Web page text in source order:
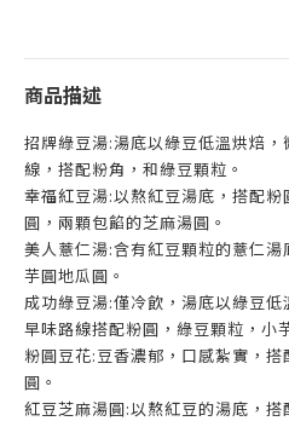
商品描述
招牌綠豆湯:湯底以綠豆低溫烘焙
線，搭配粉角，和綠豆顆粒。
幸福紅豆湯:以熬紅豆湯底，搭配
圓，兩顆包餡的芝麻湯圓。
美人薏仁湯:含有紅豆顆粒的薏仁
芋圓地瓜圓。
成功綠豆湯:僅冷飲，湯底以綠豆
早味路線搭配粉圓，綠豆顆粒，小
粉圓豆花:豆香濃郁，口感紮實，
圓。
紅豆芝麻湯圓:以熬紅豆的湯底，